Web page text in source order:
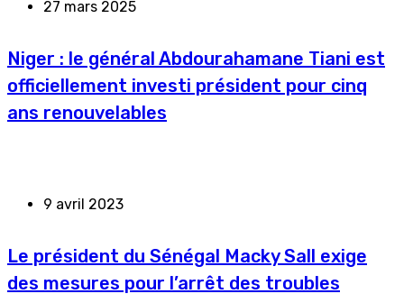
27 mars 2025
Niger : le général Abdourahamane Tiani est
officiellement investi président pour cinq
ans renouvelables
9 avril 2023
Le président du Sénégal Macky Sall exige
des mesures pour l’arrêt des troubles